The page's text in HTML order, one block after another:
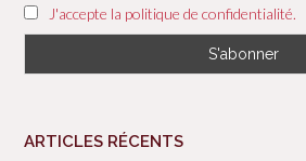
J'accepte la politique de confidentialité.
ARTICLES RÉCENTS